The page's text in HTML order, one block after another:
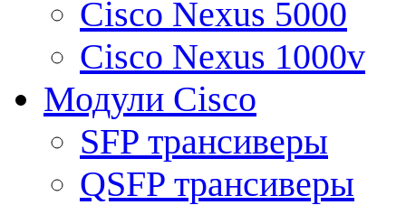
Cisco Nexus 5000
Cisco Nexus 1000v
Модули Cisco
SFP трансиверы
QSFP трансиверы